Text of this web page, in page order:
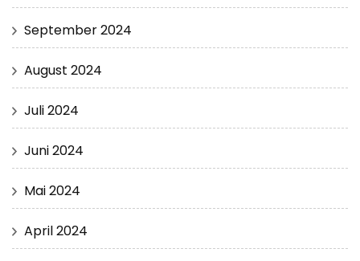
September 2024
August 2024
Juli 2024
Juni 2024
Mai 2024
April 2024